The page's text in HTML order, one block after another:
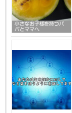
小さなお子様を持つパ
パとママへ